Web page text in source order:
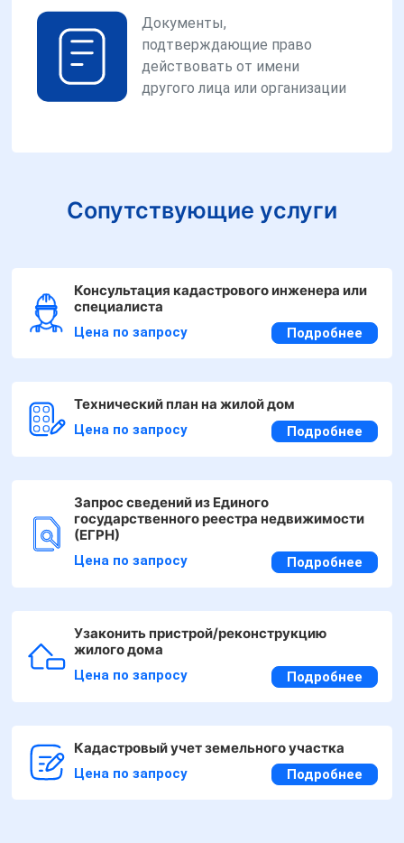
Документы,
подтверждающие право
действовать от имени
другого лица или организации
Сопутствующие услуги
Консультация кадастрового инженера или
специалиста
Цена по запросу Подробнее
Технический план на жилой дом
Цена по запросу Подробнее
Запрос сведений из Единого
государственного реестра недвижимости
(ЕГРН)
Цена по запросу Подробнее
Узаконить пристрой/реконструкцию
жилого дома
Цена по запросу Подробнее
Кадастровый учет земельного участка
Цена по запросу Подробнее